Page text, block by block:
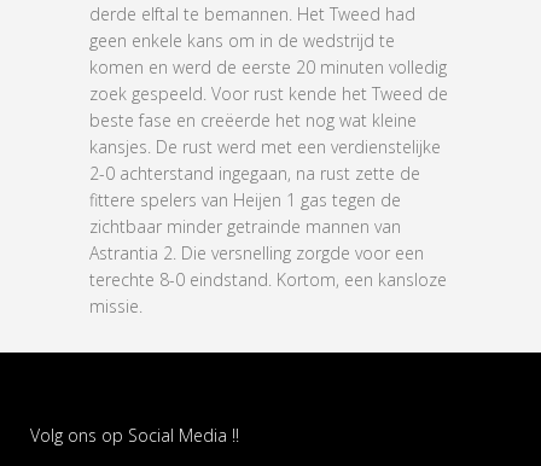
derde elftal te bemannen. Het Tweed had
geen enkele kans om in de wedstrijd te
komen en werd de eerste 20 minuten volledig
zoek gespeeld. Voor rust kende het Tweed de
beste fase en creëerde het nog wat kleine
kansjes. De rust werd met een verdienstelijke
2-0 achterstand ingegaan, na rust zette de
fittere spelers van Heijen 1 gas tegen de
zichtbaar minder getrainde mannen van
Astrantia 2. Die versnelling zorgde voor een
terechte 8-0 eindstand. Kortom, een kansloze
missie.
Volg ons op Social Media !!